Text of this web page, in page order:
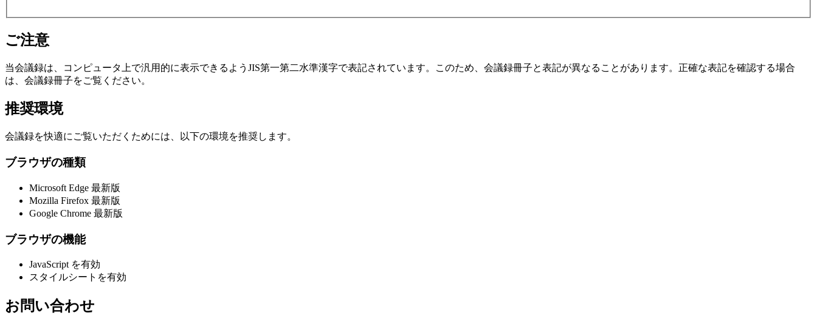
ご注意
当会議録は、コンピュータ上で汎用的に表示できるようJIS第一第二水準漢字で表記されています。このため、会議録冊子と表記が異なることがあります。正確な表記を確認する場合
は、会議録冊子をご覧ください。
推奨環境
会議録を快適にご覧いただくためには、以下の環境を推奨します。
ブラウザの種類
Microsoft Edge 最新版
Mozilla Firefox 最新版
Google Chrome 最新版
ブラウザの機能
JavaScript を有効
スタイルシートを有効
お問い合わせ